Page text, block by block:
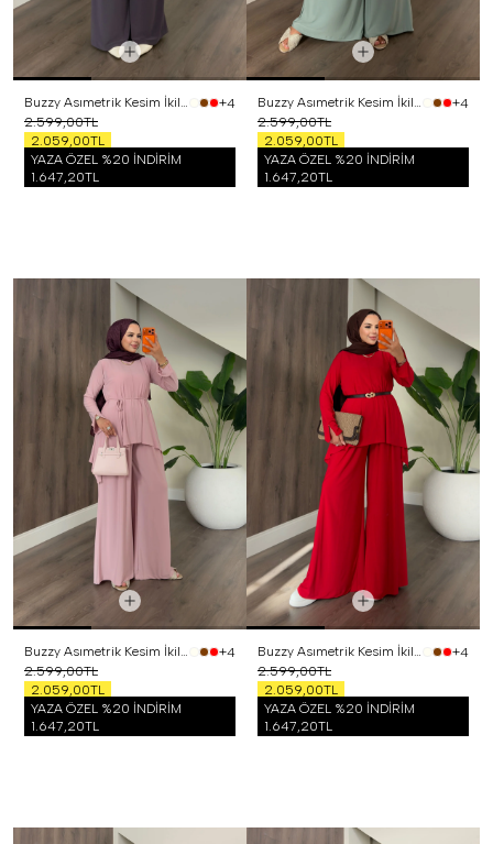
Buzzy Asımetrik Kesim İkili Takım Mor
+4
2.599,00TL
2.059,00TL
YAZA ÖZEL %20 İNDİRİM
1.647,20TL
Buzzy Asımetrik Kesim İkili Takım Mint
+4
2.599,00TL
2.059,00TL
YAZA ÖZEL %20 İNDİRİM
1.647,20TL
Buzzy Asımetrik Kesim İkili Takım Pembe
+4
2.599,00TL
2.059,00TL
YAZA ÖZEL %20 İNDİRİM
1.647,20TL
Buzzy Asımetrik Kesim İkili Takım Kırmızı
+4
2.599,00TL
2.059,00TL
YAZA ÖZEL %20 İNDİRİM
1.647,20TL